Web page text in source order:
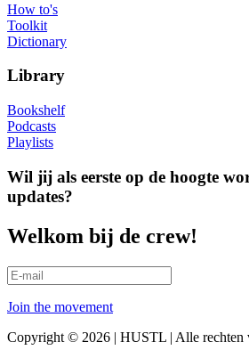
How to's
Toolkit
Dictionary
Library
Bookshelf
Podcasts
Playlists
Wil jij als eerste op de hoogte
updates?
Welkom bij de crew!
Join the movement
Copyright © 2026 | HUSTL | Alle rechten